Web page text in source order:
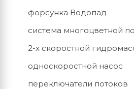
форсунка Водопад
система многоцветной
2-х скоростной
односкоростной насос
переключатели потоков